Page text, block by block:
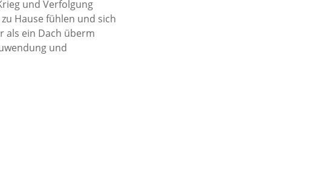
und Verfolgung
Hause fühlen und sich
als ein Dach überm
und